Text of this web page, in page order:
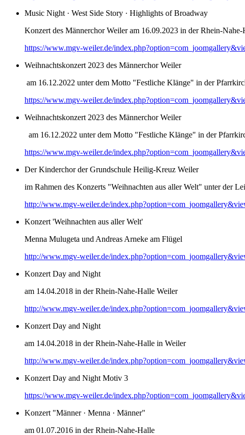
Music Night · West Side Story · Highlights of Broadway
Konzert des Männerchor Weiler am 16.09.2023 in der Rhein-
https://www.mgv-weiler.de/
Weihnachtskonzert 2023 des Männerchor Weiler
am 16.12.2022 unter dem Motto "Festliche Klänge" in der
https://www.mgv-weiler.de/
Weihnachtskonzert 2023 des Männerchor Weiler
am 16.12.2022 unter dem Motto "Festliche Klänge" in der
https://www.mgv-weiler.de/
Der Kinderchor der Grundschule Heilig-Kreuz Weiler
im Rahmen des Konzerts "Weihnachten aus aller Welt" unter der
http://www.mgv-weiler.de/
Konzert 'Weihnachten aus aller Welt'
Menna Mulugeta und Andreas Arneke am Flügel
http://www.mgv-weiler.de/
Konzert Day and Night
am 14.04.2018 in der Rhein-Nahe-Halle Weiler
http://www.mgv-weiler.de/
Konzert Day and Night
am 14.04.2018 in der Rhein-Nahe-Halle in Weiler
http://www.mgv-weiler.de/
Konzert Day and Night Motiv 3
https://www.mgv-weiler.de/
Konzert "Männer · Menna · Männer"
am 01.07.2016 in der Rhein-Nahe-Halle